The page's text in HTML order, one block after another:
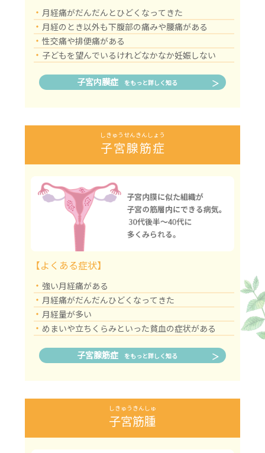
・ 月経痛がだんだんとひどくなってきた
・ 月経のとき以外も下腹部の痛みや腰痛がある
・ 性交痛や排便痛がある
・ 子どもを望んでいるけれどなかなか妊娠しない
子宮内膜症 をもっと詳しく知る
子宮腺筋症
しきゅうせんきんしょう
【よくある症状】
・ 強い月経痛がある
・ 月経痛がだんだんひどくなってきた
・ 月経量が多い
・ めまいや立ちくらみといった貧血の症状がある
子宮腺筋症 をもっと詳しく知る
子宮筋腫
しきゅうきんしゅ